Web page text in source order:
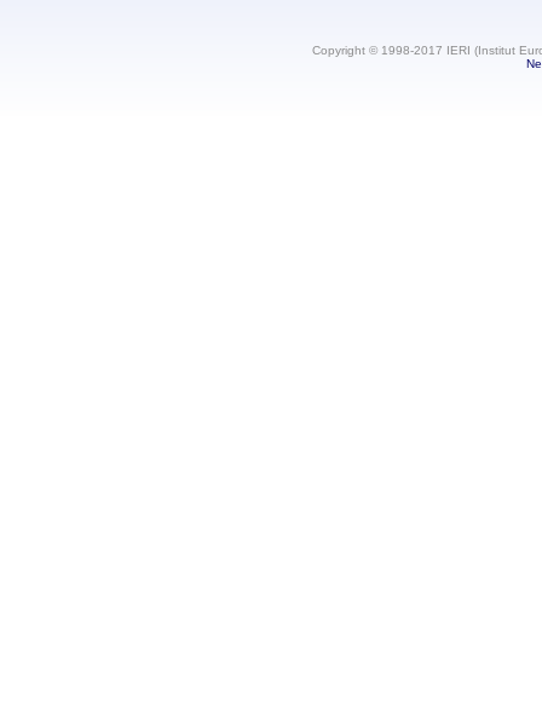
Copyright © 1998-2017 IERI (Institut